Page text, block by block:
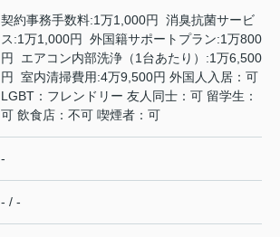
契約事務手数料:1万1,000円 消臭抗菌サービ
ス:1万1,000円 外国籍サポートプラン:1万800
円 エアコン内部洗浄（1台あたり）:1万6,500
円 室内清掃費用:4万9,500円 外国人入居：可
LGBT：フレンドリー 友人同士：可 留学生：
可 飲食店：不可 喫煙者：可
-
- / -